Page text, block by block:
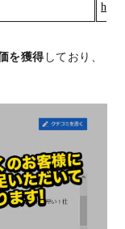
を獲得 しており、